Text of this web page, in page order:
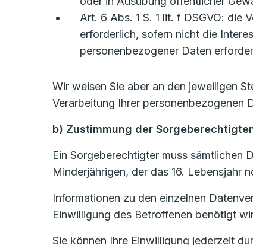
Art. 6 Abs. 1 S. 1 lit. f DSGVO: die
erforderlich, sofern nicht die
personenbezogener Daten
Wir weisen Sie aber an den jeweiligen
Verarbeitung Ihrer personenbezogenen
b) Zustimmung der
Ein Sorgeberechtigter muss sämtlichen
Minderjährigen, der das 16. Lebensjahr
Informationen zu den einzelnen
Einwilligung des Betroffenen benötigt
Sie können Ihre Einwilligung jederzeit